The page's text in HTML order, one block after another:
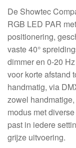
De Showtec
RGB LED PAR
positionering,
vaste 40°
dimmer en 0-20
voor korte afstand
handmatig, via
zowel
modus met
past in iedere
grijze uitvoering.